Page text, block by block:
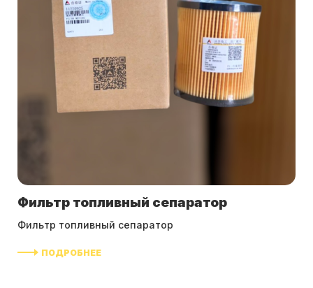
Фильтр топливный сепаратор
Фильтр топливный сепаратор
ПОДРОБНЕЕ